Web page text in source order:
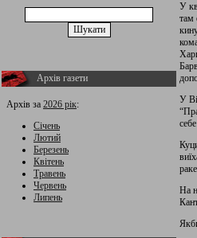
Архів газети
Архів за 2026 рік:
Січень
Лютий
Березень
Квітень
Травень
Червень
Липень
У
там
У
На